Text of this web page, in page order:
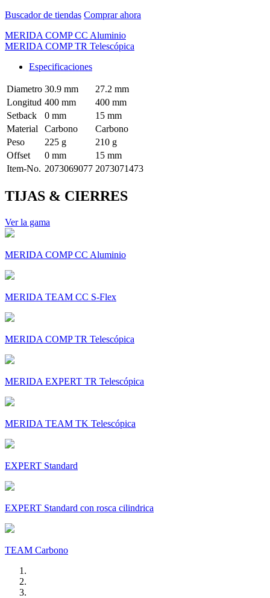
Buscador de tiendas Comprar ahora
MERIDA COMP CC Aluminio
MERIDA COMP TR Telescópica
Especificaciones
Diametro 30.9 mm
27.2 mm
Longitud 400 mm
400 mm
Setback
0 mm
15 mm
Material
Carbono
Carbono
Peso
225 g
210 g
Offset
0 mm
15 mm
Item-No. 2073069077 2073071473
TIJAS & CIERRES
Ver la gama
MERIDA COMP CC Aluminio
MERIDA TEAM CC S-Flex
MERIDA COMP TR Telescópica
MERIDA EXPERT TR Telescópica
MERIDA TEAM TK Telescópica
EXPERT Standard
EXPERT Standard con rosca cilindrica
TEAM Carbono